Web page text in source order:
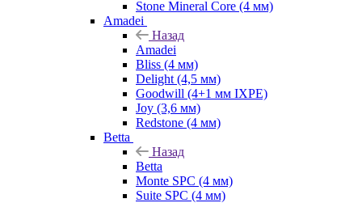
Stone Mineral Core (4 мм)
Amadei
Назад
Amadei
Bliss (4 мм)
Delight (4,5 мм)
Goodwill (4+1 мм IXPE)
Joy (3,6 мм)
Redstone (4 мм)
Betta
Назад
Betta
Monte SPC (4 мм)
Suite SPC (4 мм)